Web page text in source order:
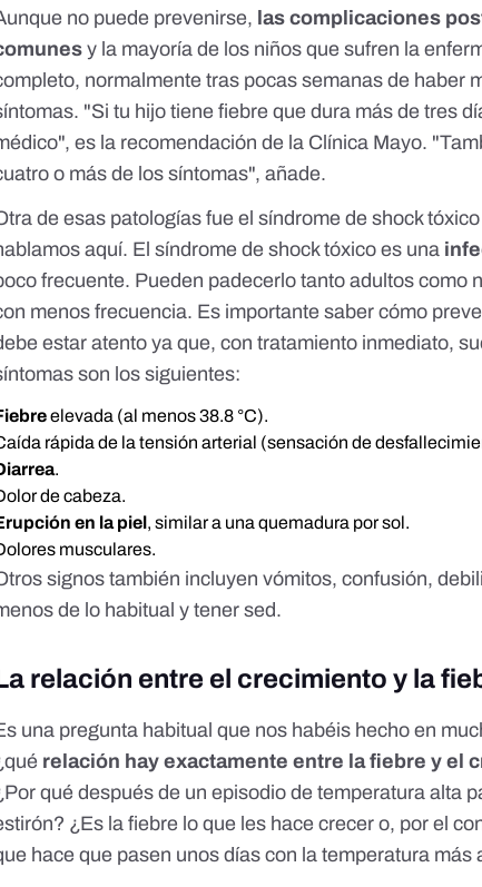
no puede prevenirse, las complicaciones
y la mayoría de los niños que sufren la
normalmente tras pocas semanas de haber
"Si tu hijo tiene fiebre que dura más de tres
es la recomendación de la Clínica Mayo.
o más de los síntomas", añade.
de esas patologías fue el síndrome de shock
aquí. Elsíndrome de shock tóxico es una
frecuente. Pueden padecerlo tanto adultos como
menos frecuencia. Es importante saber cómo
estar atento ya que, con tratamiento inmediato,
son los siguientes:
elevada (al menos 38.8 °C).
rápida de la tensión arterial (sensación de
.
de cabeza.
en la piel, similar a una quemadura por sol.
musculares.
signos también incluyen vómitos, confusión,
de lo habitual y tener sed.
relación entre el crecimiento y la
una pregunta habitual que nos habéis hecho en
relación hay exactamente entre la fiebre y el
qué después de un episodio de temperatura alta
¿Es la fiebre lo que les hace crecer o, por el
hace que pasen unos días con la temperatura más